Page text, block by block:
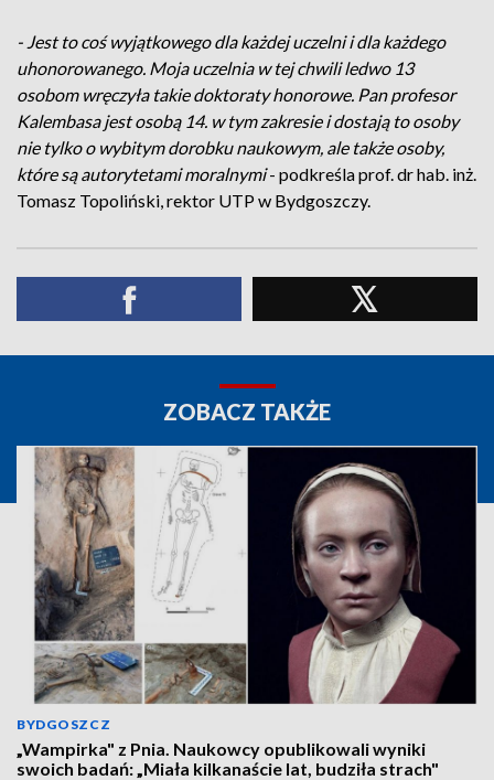
- Jest to coś wyjątkowego dla każdej uczelni i dla każdego
uhonorowanego. Moja uczelnia w tej chwili ledwo 13
osobom wręczyła takie doktoraty honorowe. Pan profesor
Kalembasa jest osobą 14. w tym zakresie i dostają to osoby
nie tylko o wybitym dorobku naukowym, ale także osoby,
które są autorytetami moralnymi- podkreśla prof. dr hab. inż.
Tomasz Topoliński, rektor UTP w Bydgoszczy.
ZOBACZ TAKŻE
BYDGOSZCZ
„Wampirka" z Pnia. Naukowcy opublikowali wyniki
swoich badań: „Miała kilkanaście lat, budziła strach"